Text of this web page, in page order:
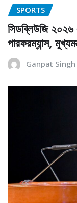
SPORTS
সিডব্লিউজি ২০২৬
পারফরম্যান্স,
Ganpat